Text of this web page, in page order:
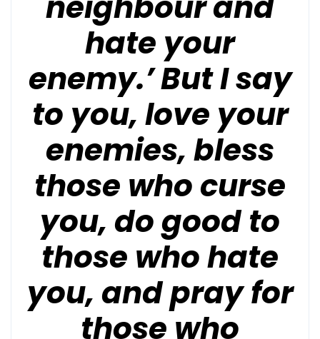
hate your
enemy.’But I say
to you, love your
enemies, bless
those who curse
you, do good to
those who hate
you, and pray for
those who